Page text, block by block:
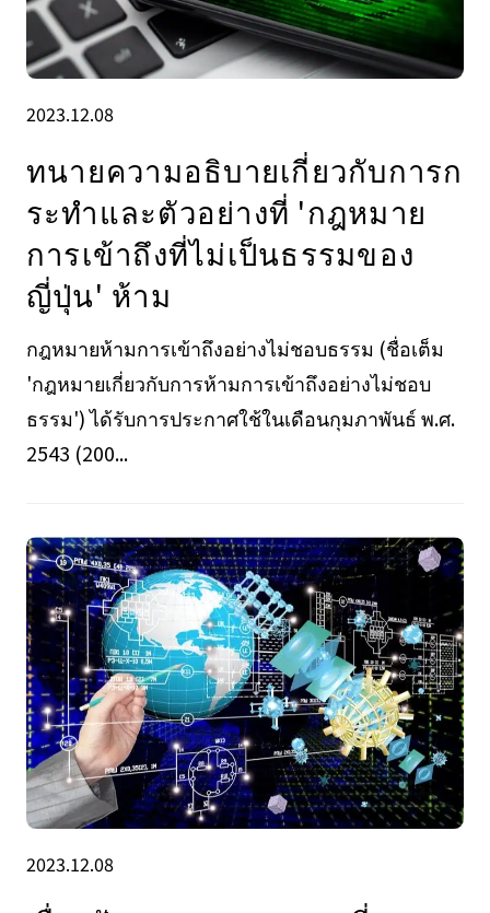
2023.12.08
ทนายความอธิบายเกี่ยวกับการก
ระทำและตัวอย่างที่ 'กฎหมาย
การเข้าถึงที่ไม่เป็นธรรมของ
ญี่ปุ่น' ห้าม
กฎหมายห้ามการเข้าถึงอย่างไม่ชอบธรรม (ชื่อเต็ม
'กฎหมายเกี่ยวกับการห้ามการเข้าถึงอย่างไม่ชอบ
ธรรม') ได้รับการประกาศใช้ในเดือนกุมภาพันธ์ พ.ศ.
2543 (200...
2023.12.08